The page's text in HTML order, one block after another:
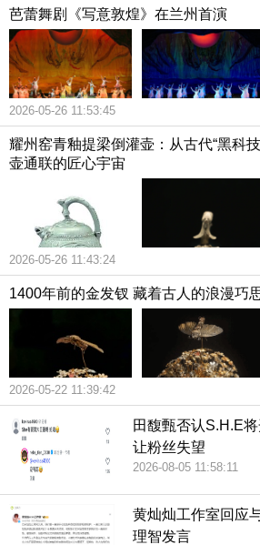
芭蕾舞剧《写意敦煌》在兰州首演
2026-05-26 11:53:45
耀州窑青釉提梁倒灌壶：从古代“黑科
壶通联的匠心宇宙
2026-05-26 11:43:24
1400年前的金发钗 藏着古人的浪漫巧
2026-05-22 11:39:42
田馥甄否认S.H.E
让粉丝失望
2026-08-05 11:58:11
黄灿灿工作室回应
理智发言